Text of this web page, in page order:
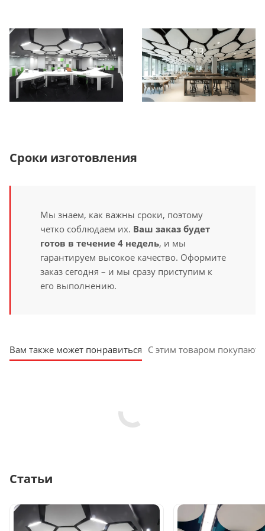
Сроки изготовления
Мы знаем, как важны сроки, поэтому
четко соблюдаем их. Ваш заказ будет
готов в течение 4 недель, и мы
гарантируем высокое качество. Оформите
заказ сегодня – и мы сразу приступим к
его выполнению.
Вам также может понравиться С этим товаром покупают
Статьи